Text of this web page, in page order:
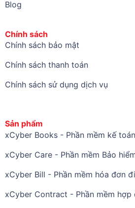
Blog
Chính sách
Chính sách bảo mật
Chính sách thanh toán
Chính sách sử dụng dịch vụ
Sản phẩm
xCyber Books - Phần mềm kế
xCyber Care - Phần mềm Bảo
xCyber Bill - Phần mềm hóa đơn
xCyber Contract - Phần mềm